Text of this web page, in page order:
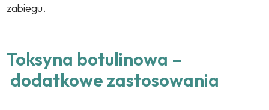
zabiegu.
Toksyna botulinowa –
dodatkowe zastosowania